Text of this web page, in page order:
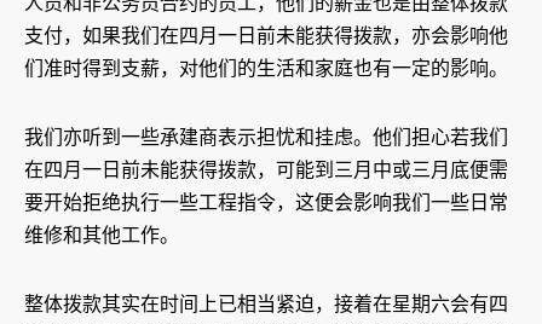
支付，如果我们在四月一日前未能获得拨款，亦会影响他
们准时得到支薪，对他们的生活和家庭也有一定的影响。
我们亦听到一些承建商表示担忧和挂虑。他们担心若我们
在四月一日前未能获得拨款，可能到三月中或三月底便需
要开始拒绝执行一些工程指令，这便会影响我们一些日常
维修和其他工作。
整体拨款其实在时间上已相当紧迫，接着在星期六会有四